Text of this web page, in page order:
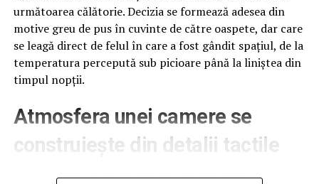
Fostei Securități nu îi convine că au început să se mai
manifeste judecători tineri și independenți, care știu
carte și care nu au metehnele protocoalelor, tendință
observată pregnant în ultimul an și care acționează ca
un turnesol pentru judecătorii și procurorii de protocol
care își pun funcția și ,,neglijența” în beneficiul
protejării infractorilor.
Pe acești judecători corecți îi amenință în fapt Orban și
Iohannis (cu complicitatea PSD) prin ,,desființarea
complicitatea unor lichele din PSD manevrate de aceiași
următoarea călătorie. Decizia se formează adesea din
motive greu de pus în cuvinte de către oaspete, dar care
se leagă direct de felul în care a fost gândit spațiul, de la
temperatura percepută sub picioare până la liniștea din
timpul nopții.
Atmosfera unei camere se
construiește din detalii tactile
Contactul direct cu pardoseala este una dintre primele